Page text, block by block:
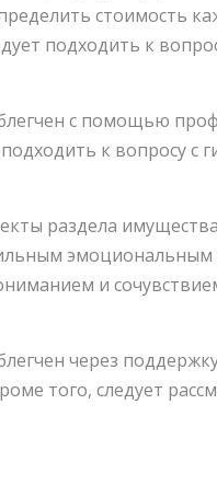
стоимость
подходить к
с помощью
к вопросу с
раздела имущества
эмоциональным
и
через
того, следует